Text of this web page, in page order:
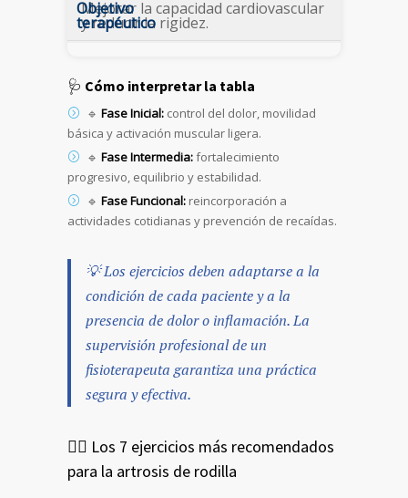
Mejorar la capacidad cardiovascular
y reducir la rigidez.
🩺 Cómo interpretar la tabla
🔹 Fase Inicial: control del dolor, movilidad
básica y activación muscular ligera.
🔹 Fase Intermedia:fortalecimiento
progresivo, equilibrio y estabilidad.
🔹 Fase Funcional: reincorporación a
actividades cotidianas y prevención de recaídas.
💡Los ejercicios deben adaptarse a la
condición de cada paciente y a la
presencia de dolor o inflamación. La
supervisión profesional de un
fisioterapeuta garantiza una práctica
segura y efectiva.
🧘‍♀️ Los 7 ejercicios más recomendados
para la artrosis de rodilla